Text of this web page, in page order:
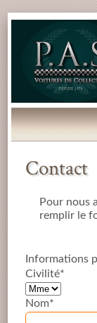
Contact
Pour nous
remplir le
Informations
Civilité*
Nom*